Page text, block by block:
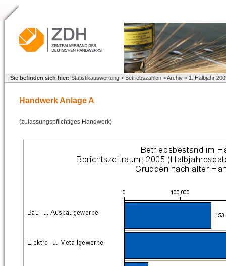
Sie befinden sich hier: Statistikauswertung > Betriebszahlen > Archiv > 1. Halbjahr
Handwerk Anlage A
(zulassungspflichtiges Handwerk)